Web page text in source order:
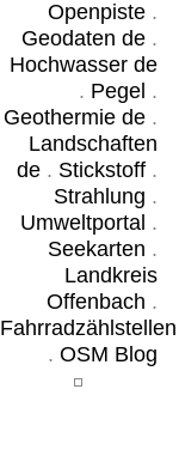
Openpiste.
Geodaten de.
Hochwasser de
. Pegel .
Geothermie de.
Landschaften
de. Stickstoff.
Strahlung .
Umweltportal .
Seekarten .
Landkreis
Offenbach .
Fahrradzählstellen
. OSM Blog